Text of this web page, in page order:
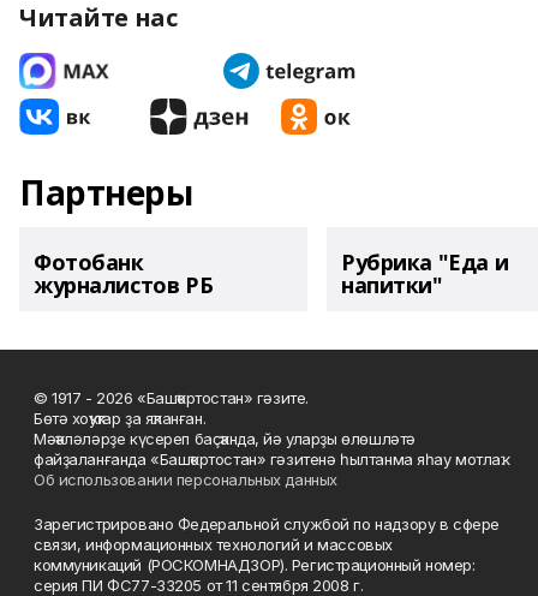
Читайте нас
Партнеры
Фотобанк
журналистов РБ
Рубрика "Еда и
напитки"
© 1917 - 2026 «Башҡортостан» гәзите.
Бөтә хоҡуҡтар ҙа яҡланған.
Мәҡәләләрҙе күсереп баҫҡанда, йә уларҙы өлөшләтә
файҙаланғанда «Башҡортостан» гәзитенә һылтанма яһау мотлаҡ.
Об использовании персональных данных
Зарегистрировано Федеральной службой по надзору в сфере
связи, информационных технологий и массовых
коммуникаций (РОСКОМНАДЗОР). Регистрационный номер:
серия ПИ ФС77-33205 от 11 сентября 2008 г.